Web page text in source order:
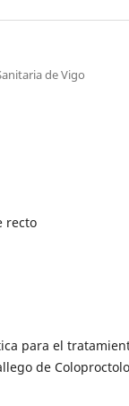
de Vigo
recto
para el
de